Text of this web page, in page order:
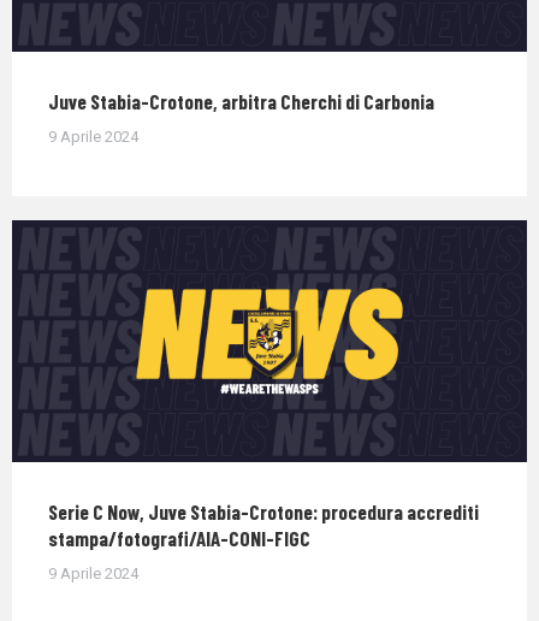
Juve Stabia-Crotone, arbitra Cherchi di Carbonia
9 Aprile 2024
Serie C Now, Juve Stabia-Crotone: procedura accrediti
stampa/fotografi/AIA-CONI-FIGC
9 Aprile 2024